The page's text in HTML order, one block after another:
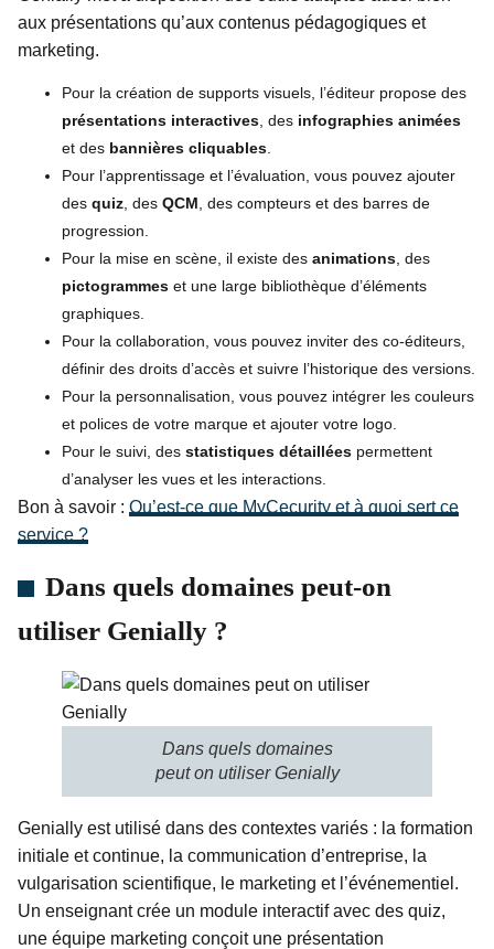
aux présentations qu’aux contenus pédagogiques et
marketing.
Pour la création de supports visuels, l’éditeur propose des
présentations interactives , des infographies animées
et des bannières cliquables
Pour l’apprentissage et l’évaluation, vous pouvez ajouter
des quiz , des QCM , des compteurs et des barres de
progression.
Pour la mise en scène, il existe des animations , des
pictogrammes et une large bibliothèque d’éléments
graphiques.
Pour la collaboration, vous pouvez inviter des co-éditeurs,
définir des droits d’accès et suivre l’historique des versions.
Pour la personnalisation, vous pouvez intégrer les couleurs
et polices de votre marque et ajouter votre logo.
Pour le suivi, des statistiques détaillées permettent
d’analyser les vues et les interactions.
Bon à savoir : Qu’est-ce que MyCecurity et à quoi sert ce
service ?
Dans quels domaines peut-on
utiliser Genially ?
Dans quels domaines
peut on utiliser Genially
Genially est utilisé dans des contextes variés : la formation
initiale et continue, la communication d’entreprise, la
vulgarisation scientifique, le marketing et l’événementiel.
Un enseignant crée un module interactif avec des quiz,
une équipe marketing conçoit une présentation